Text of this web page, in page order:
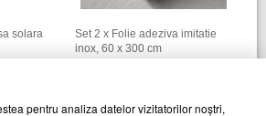
solara
61 lei
Set 2 x Folie adeziva imitatie
inox, 60 x 300 cm
69 lei
pentru analiza datelor vizitatorilor noștri,